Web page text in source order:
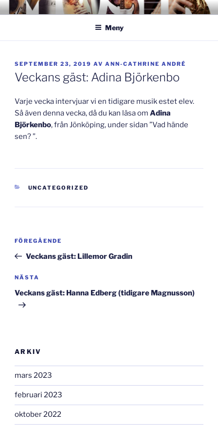
Hoppa
till
GISLAVEDMUSIKESTET
– här formas framtiden!
Meny
PUBLICERAT
SEPTEMBER 23, 2019 AV ANN-CATHRINE ANDRÉ
Veckans gäst: Adina Björkenbo
Varje vecka intervjuar vi en tidigare musik estet elev.
Så även denna vecka, då du kan läsa om Adina
Björkenbo, från Jönköping, under sidan ”Vad hände
sen? ”.
KATEGORIER
UNCATEGORIZED
Inläggsnavigering
Föregående
inlägg
FÖREGÅENDE
Veckans gäst: Lillemor Gradin
Nästa
inlägg
NÄSTA
Veckans gäst: Hanna Edberg (tidigare Magnusson)
ARKIV
mars 2023
februari 2023
oktober 2022